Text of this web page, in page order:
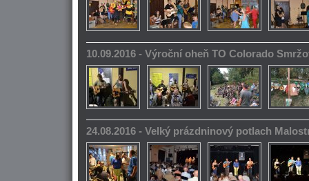
10.09.2016 - Výroční oheň TO Colorado
24.08.2016 - Velký prázdninový potlach